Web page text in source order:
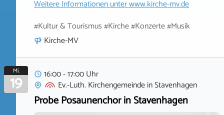
Weitere Informationen unterwww.kirche-mv.de
#Kultur & Tourismus #Kirche #Konzerte #Musik
Kirche-MV
Mi.
19
16:00 - 17:00 Uhr
Ev.-Luth. KirchengemeindeinStavenhagen
Probe Posaunenchor in Stavenhagen